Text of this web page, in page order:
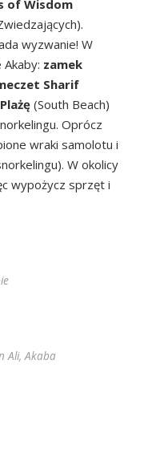
of Wisdom
wyzwanie! W
zamek
Sharif
(South Beach)
Oprócz
wraki samolotu i
W okolicy
wypożycz sprzęt i
Ali, Akaba